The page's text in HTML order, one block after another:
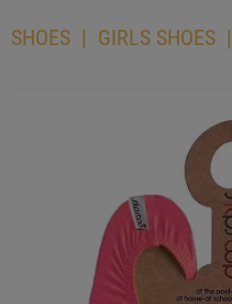
SHOES GIRLS SHOES